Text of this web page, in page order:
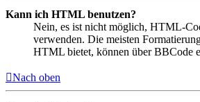
Kann ich HTML benutzen?
Nein, es ist nicht möglich, HTML-
verwenden. Die meisten
HTML bietet, können über BBCode
Nach oben